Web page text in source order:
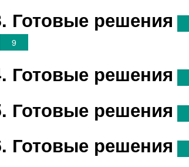
Готовые решения
9
Готовые решения
Готовые решения
Готовые решения